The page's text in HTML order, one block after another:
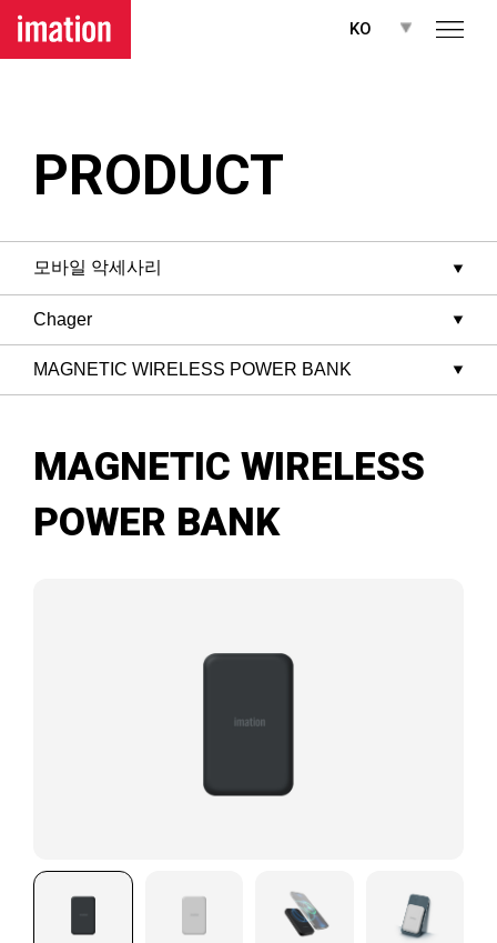
메뉴 바로가기
KO
PRODUCT
MAGNETIC WIRELESS
POWER BANK